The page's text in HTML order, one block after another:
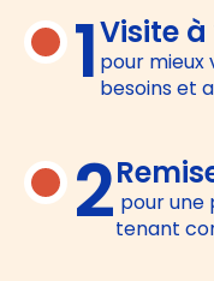
1Visite
pour mieux
besoins et
2 pour une
tenant